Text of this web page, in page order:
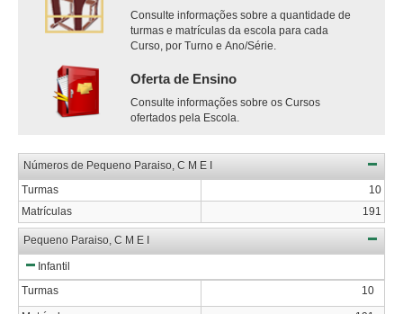
Consulte informações sobre a quantidade de
turmas e matrículas da escola para cada
Curso, por Turno e Ano/Série.
Oferta de Ensino
Consulte informações sobre os Cursos
ofertados pela Escola.
Números de Pequeno Paraiso, C M E I
Turmas
10
Matrículas
191
Pequeno Paraiso, C M E I
Infantil
Turmas
10